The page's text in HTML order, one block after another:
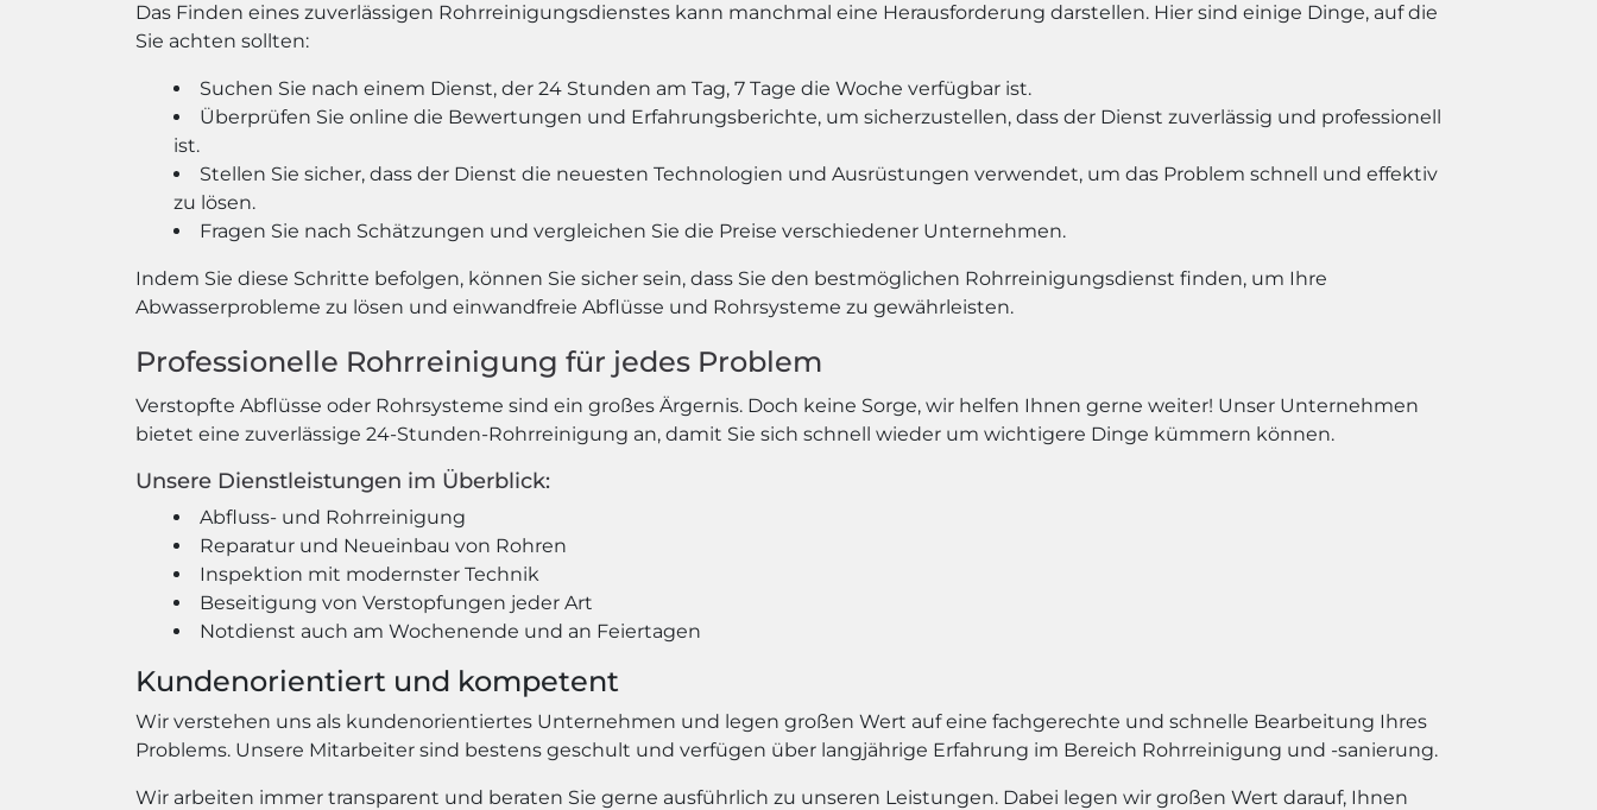
Das Finden eines zuverlässigen Rohrreinigungsdienstes kann manchmal eine Herausforderung darstellen. Hier sind einige Dinge, auf die
Sie achten sollten:
Suchen Sie nach einem Dienst, der 24 Stunden am Tag, 7 Tage die Woche verfügbar ist.
Überprüfen Sie online die Bewertungen und Erfahrungsberichte, um sicherzustellen, dass der Dienst zuverlässig und professionell
ist.
Stellen Sie sicher, dass der Dienst die neuesten Technologien und Ausrüstungen verwendet, um das Problem schnell und effektiv
zu lösen.
Fragen Sie nach Schätzungen und vergleichen Sie die Preise verschiedener Unternehmen.
Indem Sie diese Schritte befolgen, können Sie sicher sein, dass Sie den bestmöglichen Rohrreinigungsdienst finden, um Ihre
Abwasserprobleme zu lösen und einwandfreie Abflüsse und Rohrsysteme zu gewährleisten.
Professionelle Rohrreinigung für jedes Problem
Verstopfte Abflüsse oder Rohrsysteme sind ein großes Ärgernis. Doch keine Sorge, wir helfen Ihnen gerne weiter! Unser Unternehmen
bietet eine zuverlässige 24-Stunden-Rohrreinigung an, damit Sie sich schnell wieder um wichtigere Dinge kümmern können.
Unsere Dienstleistungen im Überblick:
Abfluss- und Rohrreinigung
Reparatur und Neueinbau von Rohren
Inspektion mit modernster Technik
Beseitigung von Verstopfungen jeder Art
Notdienst auch am Wochenende und an Feiertagen
Kundenorientiert und kompetent
Wir verstehen uns als kundenorientiertes Unternehmen und legen großen Wert auf eine fachgerechte und schnelle Bearbeitung Ihres
Problems. Unsere Mitarbeiter sind bestens geschult und verfügen über langjährige Erfahrung im Bereich Rohrreinigung und -sanierung.
Wir arbeiten immer transparent und beraten Sie gerne ausführlich zu unseren Leistungen. Dabei legen wir großen Wert darauf, Ihnen